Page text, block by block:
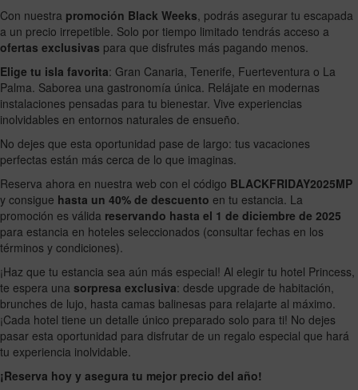
Con nuestra promoción Black Weeks , podrás asegurar tu escapada
a un precio irrepetible. Solo por tiempo limitado tendrás acceso a
ofertas exclusivas para que disfrutes más pagando menos.
Elige tu isla favorita: Gran Canaria, Tenerife, Fuerteventura o La
Palma. Saborea una gastronomía única. Relájate en modernas
instalaciones pensadas para tu bienestar. Vive experiencias
inolvidables en entornos naturales de ensueño.
No dejes que esta oportunidad pase de largo: tus vacaciones
perfectas están más cerca de lo que imaginas.
Reserva ahora en nuestra web con el código BLACKFRIDAY2025MP
y consigue hasta un 40% de descuento en tu estancia. La
promoción es válida reservando hasta el 1 de diciembre de 2025
para estancia en hoteles seleccionados (consultar fechas en los
términos y condiciones).
¡Haz que tu estancia sea aún más especial! Al elegir tu hotel Princess,
te espera una sorpresa exclusiva: desde upgrade de habitación,
brunches de lujo, hasta camas balinesas para relajarte al máximo.
¡Cada hotel tiene un detalle único preparado solo para ti! No dejes
pasar esta oportunidad para disfrutar de un regalo especial que hará
tu experiencia inolvidable.
¡Reserva hoy y asegura tu mejor precio del año!